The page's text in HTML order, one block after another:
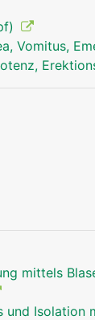
Vomitus,
mittels
und Isolation